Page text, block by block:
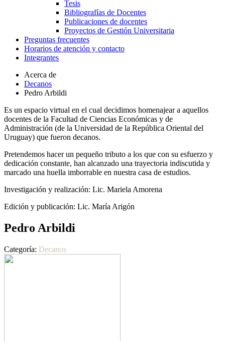
Tesis
Bibliografías de Docentes
Publicaciones de docentes
Proyectos de Gestión Universitaria
Preguntas frecuentes
Horarios de atención y contacto
Integrantes
Acerca de
Decanos
Pedro Arbildi
Es un espacio virtual en el cual decidimos homenajear a aquellos
docentes de la Facultad de Ciencias Económicas y de
Administración (de la Universidad de la República Oriental del
Uruguay) que fueron decanos.
Pretendemos hacer un pequeño tributo a los que con su esfuerzo y
dedicación constante, han alcanzado una trayectoria indiscutida y
marcado una huella imborrable en nuestra casa de estudios.
Investigación y realización: Lic. Mariela Amorena
Edición y publicación: Lic. María Arigón
Pedro Arbildi
Categoría: Decanos